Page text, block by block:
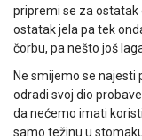
pripremi se za ostatak
ostatak jela pa tek
čorbu, pa nešto još
Ne smijemo se najesti
odradi svoj dio
da nećemo imati
samo težinu u